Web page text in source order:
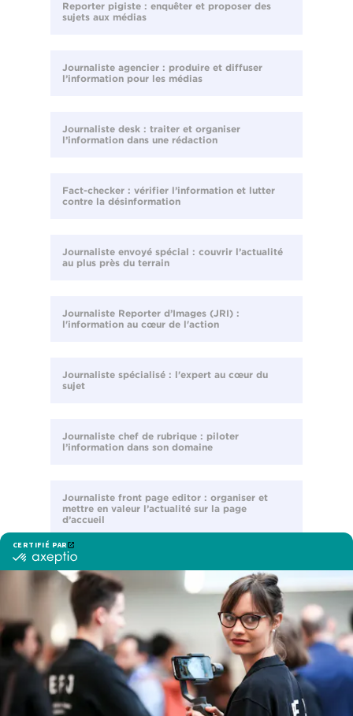
Reporter pigiste : enquêter et proposer des
sujets aux médias
Journaliste agencier : produire et diffuser
l’information pour les médias
Journaliste desk : traiter et organiser
l’information dans une rédaction
Fact-checker : vérifier l’information et lutter
contre la désinformation
Journaliste envoyé spécial : couvrir l’actualité
au plus près du terrain
Journaliste Reporter d’Images (JRI) :
l'information au cœur de l'action
Journaliste spécialisé : l'expert au cœur du
sujet
Journaliste chef de rubrique : piloter
l’information dans son domaine
Journaliste front page editor : organiser et
mettre en valeur l’actualité sur la page
d’accueil
Chef d’édition : coordonner la production de
l’information
Rédacteur en chef : piloter la ligne éditoriale
d’un média
Journaliste correspondant international :
témoin des enjeux mondiaux